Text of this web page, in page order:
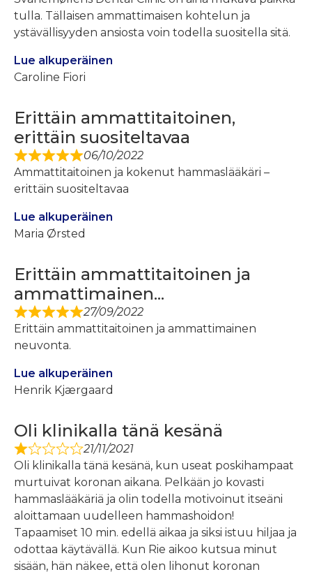
tulla. Tällaisen ammattimaisen kohtelun ja
ystävällisyyden ansiosta voin todella suositella sitä.
Lue alkuperäinen
Caroline Fiori
Erittäin ammattitaitoinen,
erittäin suositeltavaa
06/10/2022
Ammattitaitoinen ja kokenut hammaslääkäri –
erittäin suositeltavaa
Lue alkuperäinen
Maria Ørsted
Erittäin ammattitaitoinen ja
ammattimainen...
27/09/2022
Erittäin ammattitaitoinen ja ammattimainen
neuvonta.
Lue alkuperäinen
Henrik Kjærgaard
Oli klinikalla tänä kesänä
21/11/2021
Oli klinikalla tänä kesänä, kun useat poskihampaat
murtuivat koronan aikana. Pelkään jo kovasti
hammaslääkäriä ja olin todella motivoinut itseäni
aloittamaan uudelleen hammashoidon!
Tapaamiset 10 min. edellä aikaa ja siksi istuu hiljaa ja
odottaa käytävällä. Kun Rie aikoo kutsua minut
sisään, hän näkee, että olen lihonut koronan